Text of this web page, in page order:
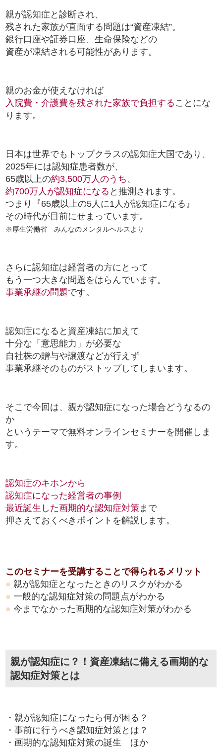
親が認知症と診断され、
残された家族が直面する問題は“資産凍結”。
銀行口座や証券口座、生命保険などの
資産が凍結される可能性があります。
親のお金が使えなければ
入院費・介護費を残された家族で負担する ことにな
ります。
日本は世界でもトップクラスの認知症大国であり、
2025年には認知症患者数が、
65歳以上の約3,500万人のうち、
約700万人が認知症になる と推測されます。
つまり『65歳以上の5人に1人が認知症になる』
その時代が目前にせまっています。
※厚生労働省 みんなのメンタルヘルスより
さらに認知症は経営者の方にとって
もう一つ大きな問題をはらんでいます。
事業承継の問題です。
認知症になると資産凍結に加えて
十分な「意思能力」が必要な
自社株の贈与や譲渡などが行えず
事業承継そのものがストップしてしまいます。
そこで今回は、親が認知症になった場合どうなるの
か
というテーマで無料オンラインセミナーを開催しま
す。
認知症のキホンから
認知症になった経営者の事例
最近誕生した画期的な認知症対策まで
押さえておくべきポイントを解説します。
このセミナーを受講することで得られるメリット
● 親が認知症となったときのリスクがわかる
● 一般的な認知症対策の問題点がわかる
● 今までなかった画期的な認知症対策がわかる
親が認知症に？！資産凍結に備える画期的な
認知症対策とは
・親が認知症になったら何が困る？
・事前に行うべき認知症対策とは？
・画期的な認知症対策の誕生 ほか